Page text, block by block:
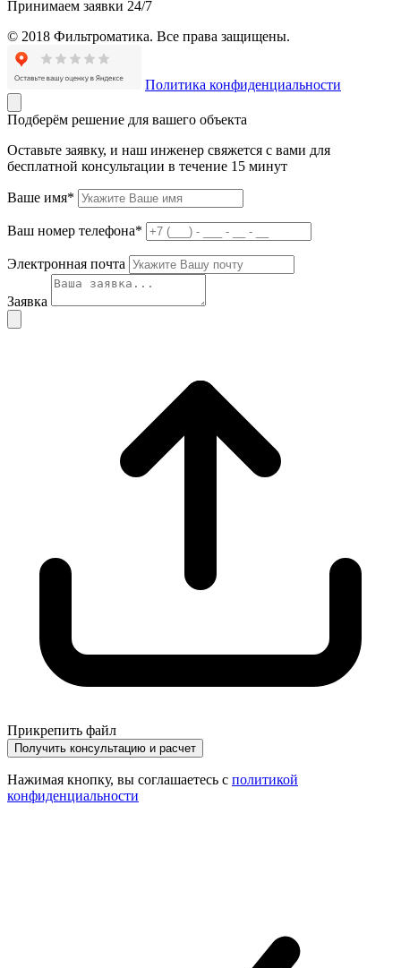
Принимаем заявки 24/7
© 2018 Фильтроматика. Все права защищены.
Политика конфиденциальности
Подберём решение для вашего объекта
Оставьте заявку, и наш инженер свяжется с вами для
бесплатной консультации в течение 15 минут
Ваше имя*
Ваш номер телефона*
Электронная почта
Заявка
Прикрепить файл
Получить консультацию и расчет
Нажимая кнопку, вы соглашаетесь с политикой
конфиденциальности